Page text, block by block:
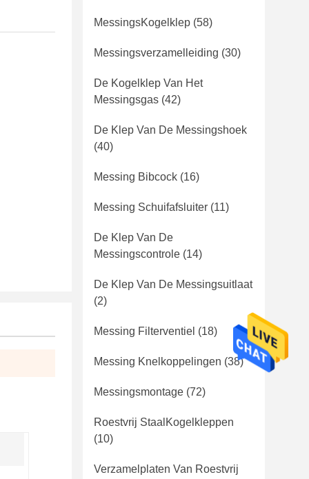
MessingsKogelklep (58)
Messingsverzamelleiding (30)
De Kogelklep Van Het
Messingsgas (42)
De Klep Van De Messingshoek
(40)
Messing Bibcock (16)
Messing Schuifafsluiter (11)
De Klep Van De
Messingscontrole (14)
De Klep Van De Messingsuitlaat
(2)
Messing Filterventiel (18)
Messing Knelkoppelingen (38)
Messingsmontage (72)
Roestvrij StaalKogelkleppen
(10)
Verzamelplaten Van Roestvrij